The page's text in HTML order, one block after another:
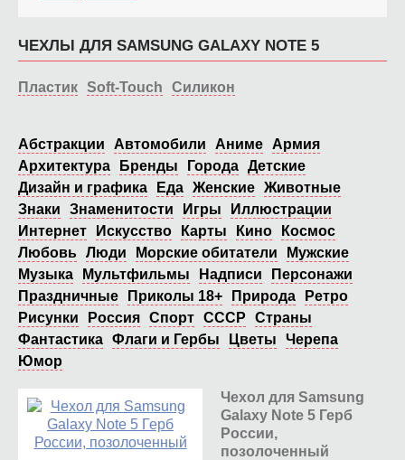
ЧЕХЛЫ ДЛЯ SAMSUNG GALAXY NOTE 5
Пластик Soft-Touch Силикон
Абстракции Автомобили Аниме
Армия
Архитектура
Бренды Города Детские
Дизайн и графика
Еда Женские Животные
Знаки
Знаменитости Игры
Иллюстрации
Интернет
Искусство Карты Кино
Космос
Любовь Люди Морские обитатели
Мужские
Музыка
Мультфильмы Надписи
Персонажи
Праздничные
Приколы 18+ Природа
Ретро
Рисунки
Россия Спорт СССР
Страны
Фантастика Флаги и Гербы Цветы
Черепа
Юмор
Чехол для Samsung
Galaxy Note 5 Герб
России,
позолоченный